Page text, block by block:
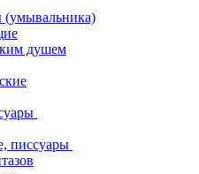
(умывальника)
душем
писсуары